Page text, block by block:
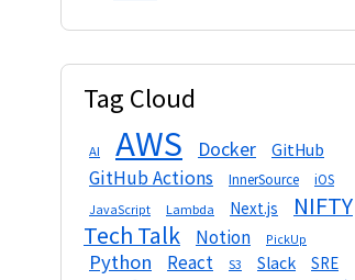
Tag Cloud
AI AWS Docker GitHub
GitHub Actions InnerSource iOS
JavaScript Lambda Next.js
NIFTY
Tech Talk
Notion PickUp
Python React S3 Slack SRE